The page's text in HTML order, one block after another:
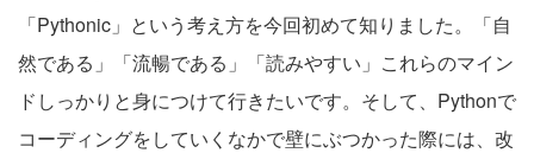
「Pythonic」という考え方を今回初めて知りました。「自
然である」「流暢である」「読みやすい」これらのマイン
ドしっかりと身につけて行きたいです。そして、Pythonで
コーディングをしていくなかで壁にぶつかった際には、改